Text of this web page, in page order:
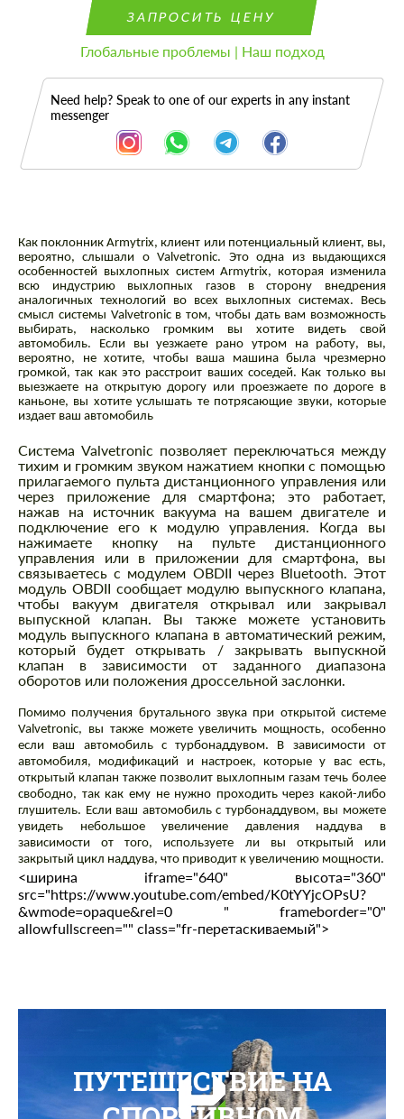
ЗАПРОСИТЬ ЦЕНУ
Глобальные проблемы | Наш подход
Need help? Speak to one of our experts in any instant
messenger
Описание
Как поклонник Armytrix, клиент или потенциальный клиент, вы,
вероятно, слышали о Valvetronic. Это одна из выдающихся
особенностей выхлопных систем Armytrix, которая изменила
всю индустрию выхлопных газов в сторону внедрения
аналогичных технологий во всех выхлопных системах. Весь
смысл системы Valvetronic в том, чтобы дать вам возможность
выбирать, насколько громким вы хотите видеть свой
автомобиль. Если вы уезжаете рано утром на работу, вы,
вероятно, не хотите, чтобы ваша машина была чрезмерно
громкой, так как это расстроит ваших соседей. Как только вы
выезжаете на открытую дорогу или проезжаете по дороге в
каньоне, вы хотите услышать те потрясающие звуки, которые
издает ваш автомобиль
Система Valvetronic позволяет переключаться между
тихим и громким звуком нажатием кнопки с помощью
прилагаемого пульта дистанционного управления или
через приложение для смартфона; это работает,
нажав на источник вакуума на вашем двигателе и
подключение его к модулю управления. Когда вы
нажимаете кнопку на пульте дистанционного
управления или в приложении для смартфона, вы
связываетесь с модулем OBDII через Bluetooth. Этот
модуль OBDII сообщает модулю выпускного клапана,
чтобы вакуум двигателя открывал или закрывал
выпускной клапан. Вы также можете установить
модуль выпускного клапана в автоматический режим,
который будет открывать / закрывать выпускной
клапан в зависимости от заданного диапазона
оборотов или положения дроссельной заслонки.
Помимо получения брутального звука при открытой системе
Valvetronic, вы также можете увеличить мощность, особенно
если ваш автомобиль с турбонаддувом. В зависимости от
автомобиля, модификаций и настроек, которые у вас есть,
открытый клапан также позволит выхлопным газам течь более
свободно, так как ему не нужно проходить через какой-либо
глушитель. Если ваш автомобиль с турбонаддувом, вы можете
увидеть небольшое увеличение давления наддува в
зависимости от того, используете ли вы открытый или
закрытый цикл наддува, что приводит к увеличению мощности.
<ширина iframe="640" высота="360"
src="https://www.youtube.com/embed/K0tYYjcOPsU?
&wmode=opaque&rel=0 " frameborder="0"
allowfullscreen="" class="fr-перетаскиваемый">
ПУТЕШЕСТВИЕ НА